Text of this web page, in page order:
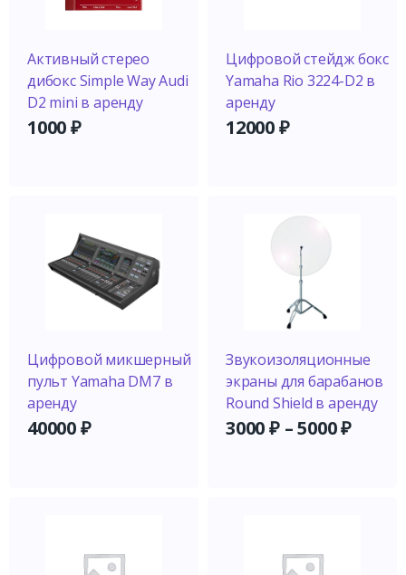
Активный стерео
дибокс Simple Way Audi
D2 mini в аренду
1000₽
Цифровой стейдж бокс
Yamaha Rio 3224-D2 в
аренду
12000₽
Цифровой микшерный
пульт Yamaha DM7 в
аренду
40000₽
Звукоизоляционные
экраны для барабанов
Round Shield в аренду
3000₽–5000₽